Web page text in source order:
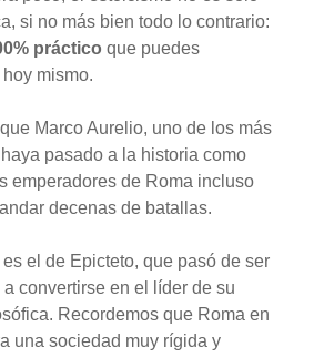
si no más bien todo lo contrario:
práctico que puedes
mismo.
Marco Aurelio, uno de los más
pasado a la historia como
emperadores de Roma incluso
decenas de batallas.
el de Epicteto, que pasó de ser
convertirse en el líder de su
Recordemos que Roma en
una sociedad muy rígida y